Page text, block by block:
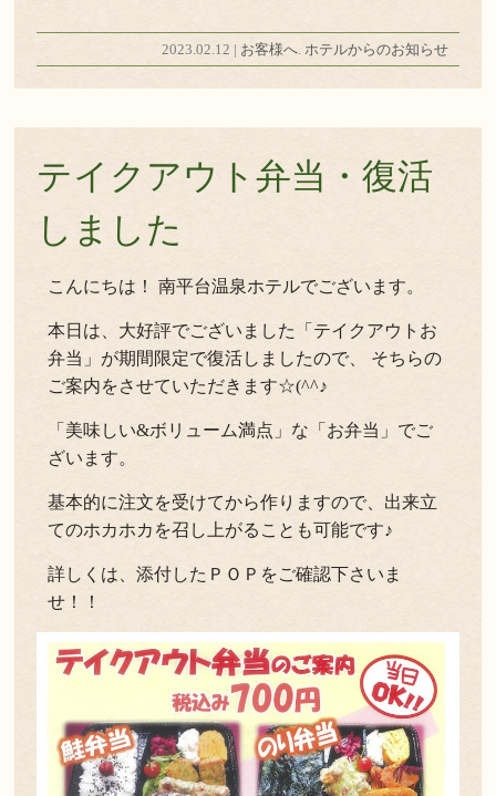
2023.02.12 | お客様へ. ホテルからのお知らせ
テイクアウト弁当・復活
しました
こんにちは！ 南平台温泉ホテルでございます。
本日は、大好評でございました「テイクアウトお
弁当」が期間限定で復活しましたので、 そちらの
ご案内をさせていただきます☆(^^♪
「美味しい&ボリューム満点」な「お弁当」でご
ざいます。
基本的に注文を受けてから作りますので、出来立
てのホカホカを召し上がることも可能です♪
詳しくは、添付したＰＯＰをご確認下さいま
せ！！